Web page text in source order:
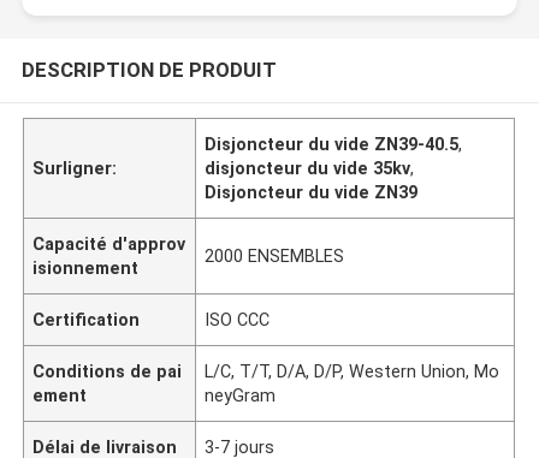
DESCRIPTION DE PRODUIT
Surligner:
Disjoncteur du vide ZN39-40.5,
disjoncteur du vide 35kv,
Disjoncteur du vide ZN39
Capacité d'approv
isionnement
2000 ENSEMBLES
Certification ISO CCC
Conditions de pai
ement
L/C, T/T, D/A, D/P, Western Union, Mo
neyGram
Délai de livraison 3-7 jours